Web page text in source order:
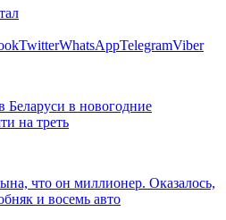
TwitterWhatsAppTelegramViber
Беларуси в новогодние
на треть
что он миллионер. Оказалось,
и восемь авто